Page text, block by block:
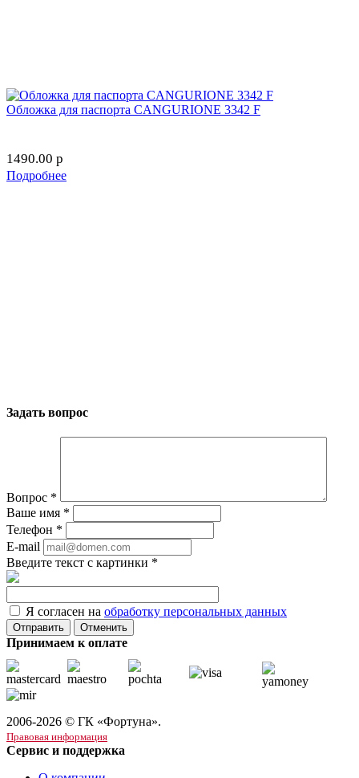
Обложка для паспорта CANGURIONE 3342 F
1490.00 p
Подробнее
Задать вопрос
Вопрос *
Ваше имя *
Телефон *
E-mail
Введите текст с картинки *
Я согласен на обработку персональных данных
Отменить
Принимаем к оплате
2006-2026 © ГК «Фортуна».
Правовая информация
Сервис и поддержка